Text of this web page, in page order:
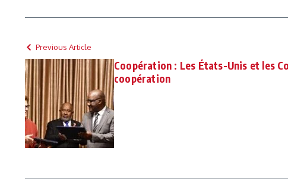
Previous Article
Coopération : Les États-Unis et les
coopération